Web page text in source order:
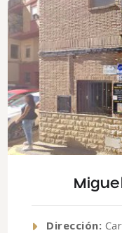
Dirección: